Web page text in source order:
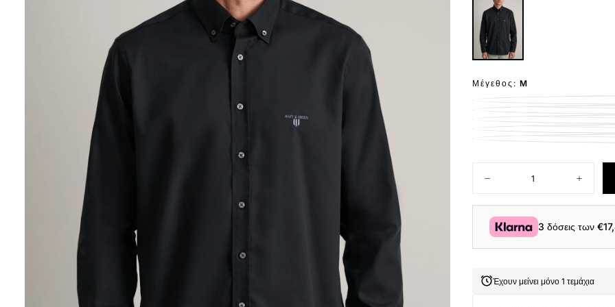
Μέγεθος: M
για
&amp;
Green
24NG.BX220/1B.2
Black
Αύξηση
για
&amp;
Black
3 δόσεις των
Έχουν μείνει μόνο 1 τεμάχια